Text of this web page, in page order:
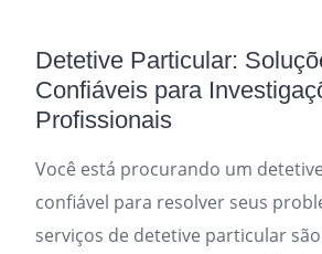
Detetive Particular:
Confiáveis para
Profissionais
Você está procurando um
confiável para resolver seus
serviços de detetive particular